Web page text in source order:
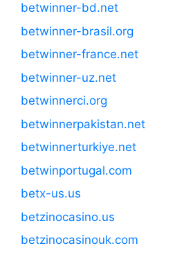
betwinner-bd.net
betwinner-brasil.org
betwinner-france.net
betwinner-uz.net
betwinnerci.org
betwinnerpakistan.net
betwinnerturkiye.net
betwinportugal.com
betx-us.us
betzinocasino.us
betzinocasinouk.com